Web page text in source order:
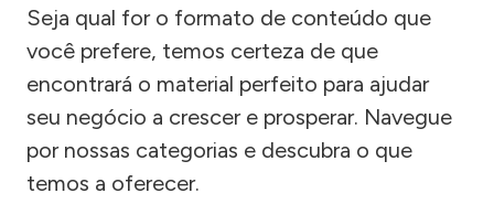
Seja qual for o formato de conteúdo que
você prefere, temos certeza de que
encontrará o material perfeito para ajudar
seu negócio a crescer e prosperar. Navegue
por nossas categorias e descubra o que
temos a oferecer.